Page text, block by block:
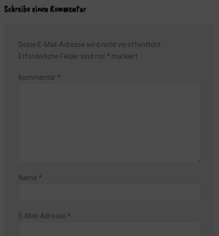
Schreibe einen Kommentar
Deine E-Mail-Adresse wird nicht veröffentlicht.
Erforderliche Felder sind mit * markiert
Kommentar *
Name *
E-Mail-Adresse *